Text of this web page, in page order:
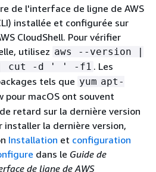
de l'interface de ligne de AWS
installée et configurée sur
CloudShell. Pour vérifier
utilisez aws --version |
cut -d ' ' -f1 . Les
tels que yum apt-
pour macOS ont souvent
retard sur la dernière version
installer la dernière version,
Installation et configuration
dans le Guide de
de ligne de AWS